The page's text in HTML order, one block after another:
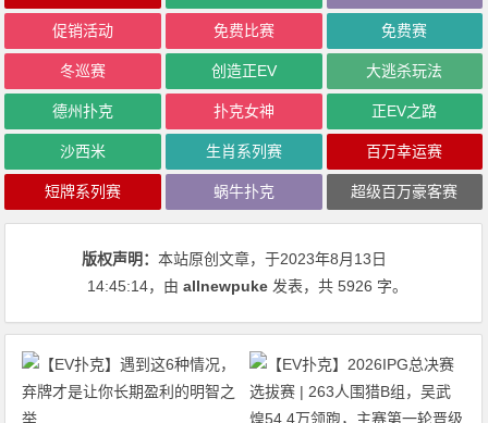
促销活动 免费比赛 免费赛
冬巡赛 创造正EV 大逃杀玩法
德州扑克 扑克女神 正EV之路
沙西米 生肖系列赛 百万幸运赛
短牌系列赛 蜗牛扑克 超级百万豪客赛
版权声明：本站原创文章，于2023年8月13日
14:45:14，由allnewpuke 发表，共 5926 字。